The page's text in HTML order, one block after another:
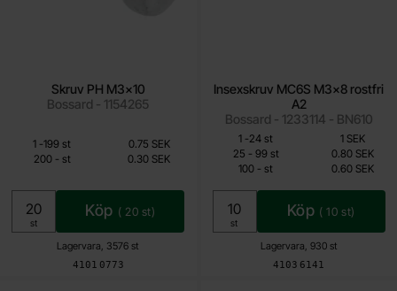
Skruv PH M3x10
Bossard - 1154265
Art. nr
4101 0773
Lagervara, 3576 st
0.30 SEK
Enhet:
st
Köp ( 20 st)
Mängdrabatt
Pris /st
1 -till
199 st
0.75 SEK
200 -tillst 0.30 SEK
Insexskruv MC6S M3x8 rostfri
A2
Bossard - 1233114 - BN610
Art. nr
4103 6141
Lagervara, 930 st
0.60 SEK
Inklusive 25% moms
Enhet:
st
Köp ( 10 st)
Mängdrabatt
Pris /st
1 -till
24 st
1 SEK
25 -till99 st
0.80 SEK
100 - till
st 0.60 SEK